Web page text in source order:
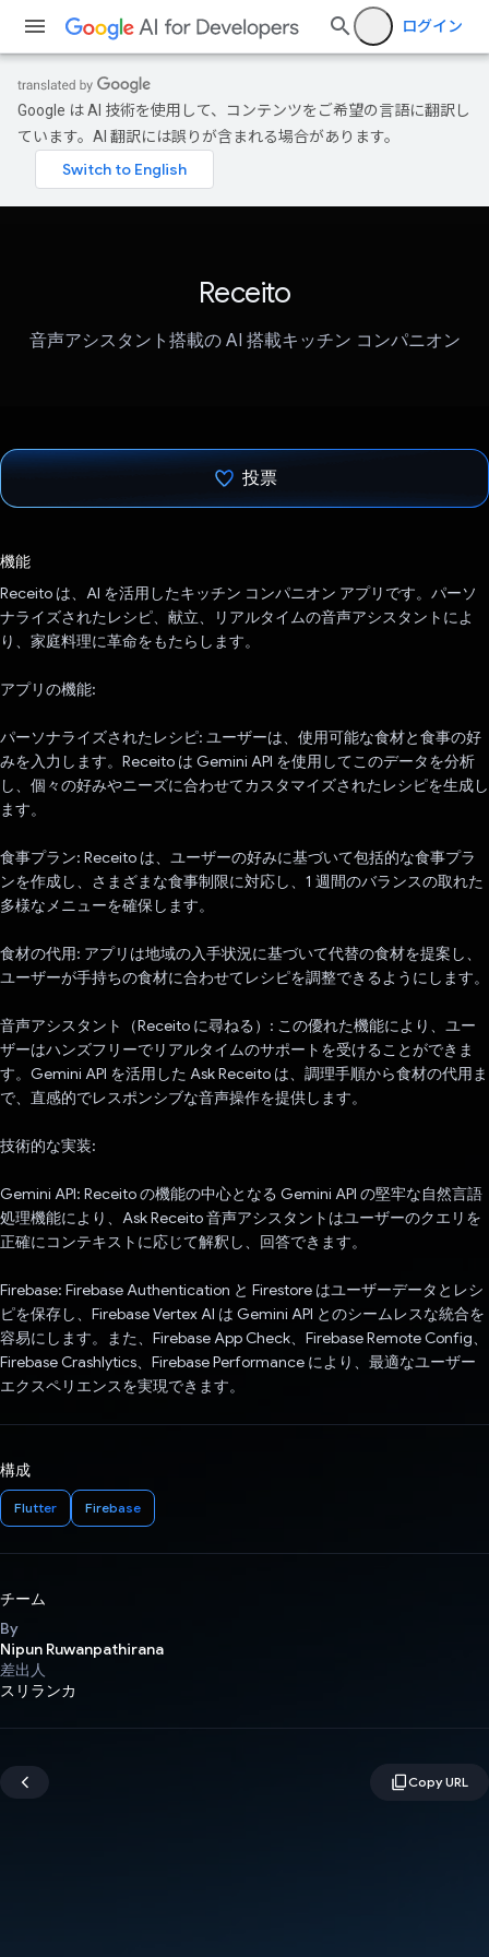
ログイン
Google は AI 技術を使用して、コンテンツをご希望の言語に翻訳し
ています。AI 翻訳には誤りが含まれる場合があります。
Receito
音声アシスタント搭載の AI 搭載キッチン コンパニオン
投票
機能
Receito は、AI を活用したキッチン コンパニオン アプリです。パーソ
ナライズされたレシピ、献立、リアルタイムの音声アシスタントによ
り、家庭料理に革命をもたらします。
アプリの機能:
パーソナライズされたレシピ: ユーザーは、使用可能な食材と食事の好
みを入力します。Receito は Gemini API を使用してこのデータを分析
し、個々の好みやニーズに合わせてカスタマイズされたレシピを生成し
ます。
食事プラン: Receito は、ユーザーの好みに基づいて包括的な食事プラ
ンを作成し、さまざまな食事制限に対応し、1 週間のバランスの取れた
多様なメニューを確保します。
食材の代用: アプリは地域の入手状況に基づいて代替の食材を提案し、
ユーザーが手持ちの食材に合わせてレシピを調整できるようにします。
音声アシスタント（Receito に尋ねる）: この優れた機能により、ユー
ザーはハンズフリーでリアルタイムのサポートを受けることができま
す。Gemini API を活用した Ask Receito は、調理手順から食材の代用ま
で、直感的でレスポンシブな音声操作を提供します。
技術的な実装:
Gemini API: Receito の機能の中心となる Gemini API の堅牢な自然言語
処理機能により、Ask Receito 音声アシスタントはユーザーのクエリを
正確にコンテキストに応じて解釈し、回答できます。
Firebase: Firebase Authentication と Firestore はユーザーデータとレシ
ピを保存し、Firebase Vertex AI は Gemini API とのシームレスな統合を
容易にします。また、Firebase App Check、Firebase Remote Config、
Firebase Crashlytics、Firebase Performance により、最適なユーザー
エクスペリエンスを実現できます。
構成
Flutter Firebase
チーム
By
Nipun Ruwanpathirana
差出人
スリランカ